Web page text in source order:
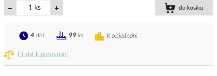
ks do košíku
Přidat k porovnání
K objednání
4 dní 99 ks